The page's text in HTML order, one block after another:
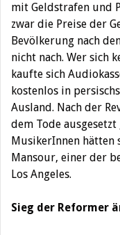
mit Geldstrafen und
zwar die Preise der
Bevölkerung nach
nicht nach. Wer sich
kaufte sich
kostenlos in
Ausland. Nach der
dem Tode
MusikerInnen hätten
Mansour, einer der
Los Angeles.
Sieg der Reformer